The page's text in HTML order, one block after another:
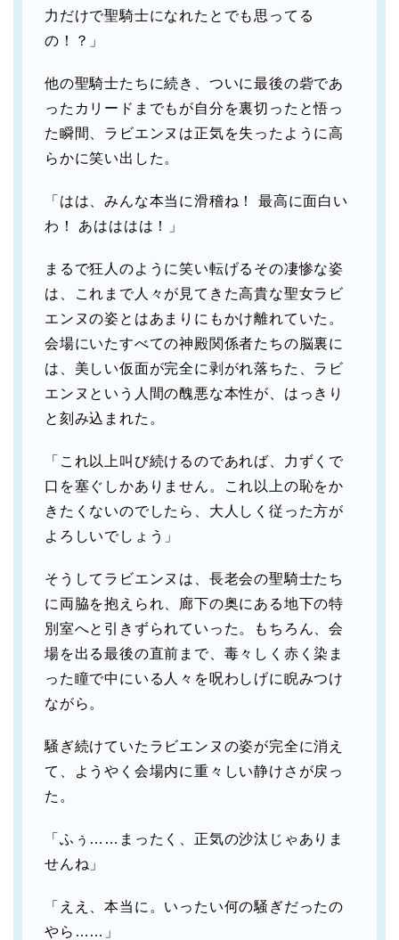
力だけで聖騎士になれたとでも思ってる
の！？」
他の聖騎士たちに続き、ついに最後の砦であ
ったカリードまでもが自分を裏切ったと悟っ
た瞬間、ラビエンヌは正気を失ったように高
らかに笑い出した。
「はは、みんな本当に滑稽ね！ 最高に面白い
わ！ あはははは！」
まるで狂人のように笑い転げるその凄惨な姿
は、これまで人々が見てきた高貴な聖女ラビ
エンヌの姿とはあまりにもかけ離れていた。
会場にいたすべての神殿関係者たちの脳裏に
は、美しい仮面が完全に剥がれ落ちた、ラビ
エンヌという人間の醜悪な本性が、はっきり
と刻み込まれた。
「これ以上叫び続けるのであれば、力ずくで
口を塞ぐしかありません。これ以上の恥をか
きたくないのでしたら、大人しく従った方が
よろしいでしょう」
そうしてラビエンヌは、長老会の聖騎士たち
に両脇を抱えられ、廊下の奥にある地下の特
別室へと引きずられていった。もちろん、会
場を出る最後の直前まで、毒々しく赤く染ま
った瞳で中にいる人々を呪わしげに睨みつけ
ながら。
騒ぎ続けていたラビエンヌの姿が完全に消え
て、ようやく会場内に重々しい静けさが戻っ
た。
「ふぅ……まったく、正気の沙汰じゃありま
せんね」
「ええ、本当に。いったい何の騒ぎだったの
やら……」